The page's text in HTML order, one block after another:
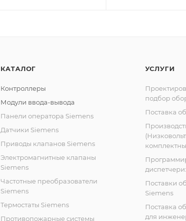
КАТАЛОГ
Контроллеры
Модули ввода-вывода
Панели оператора Siemens
Датчики Siemens
Приводы клапанов Siemens
Электромагнитные клапаны
Siemens
Частотные преобразователи
Siemens
Термостаты Siemens
Противопожарные системы
УСЛУГИ
подбор
Поставка
Поставки
Siemens
Поставка
для